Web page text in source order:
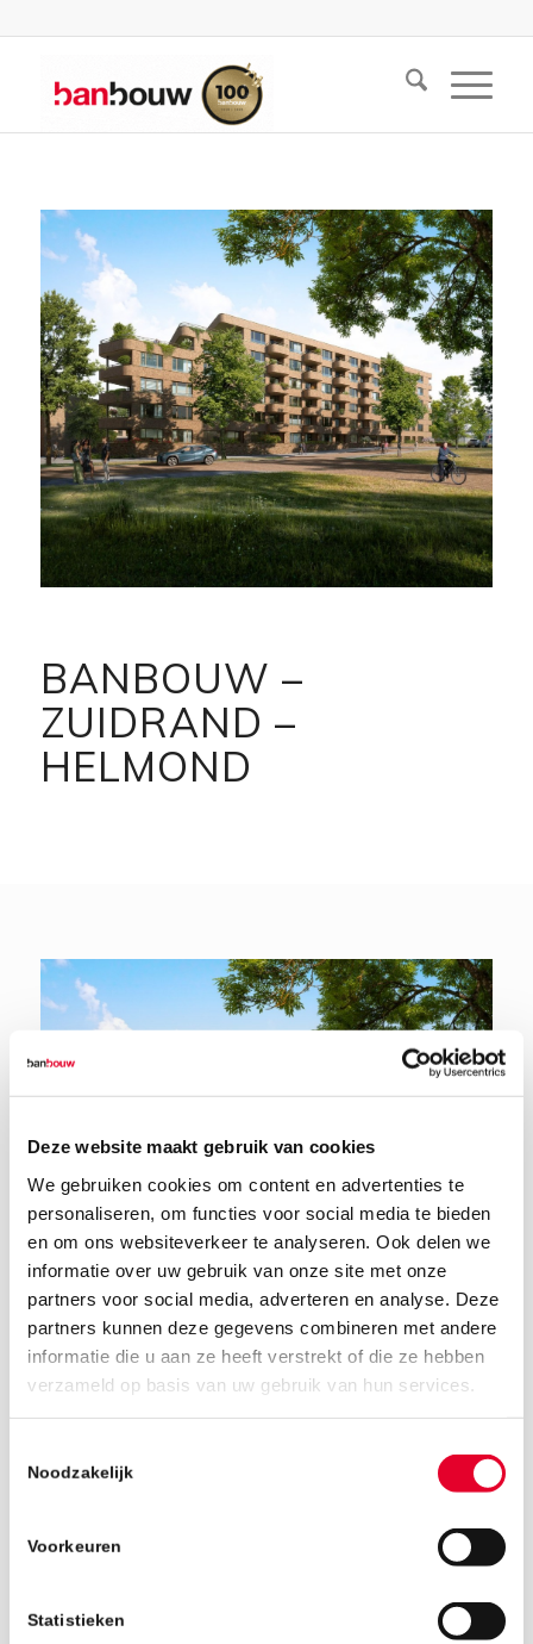
Deze website maakt gebruik van cookies
We gebruiken cookies om content en advertenties te
personaliseren, om functies voor social media te bieden
en om ons websiteverkeer te analyseren. Ook delen we
informatie over uw gebruik van onze site met onze
partners voor social media, adverteren en analyse. Deze
partners kunnen deze gegevens combineren met andere
informatie die u aan ze heeft verstrekt of die ze hebben
verzameld op basis van uw gebruik van hun services.
Noodzakelijk
Voorkeuren
Statistieken
BANBOUW –
ZUIDRAND –
HELMOND
14 januari 2025